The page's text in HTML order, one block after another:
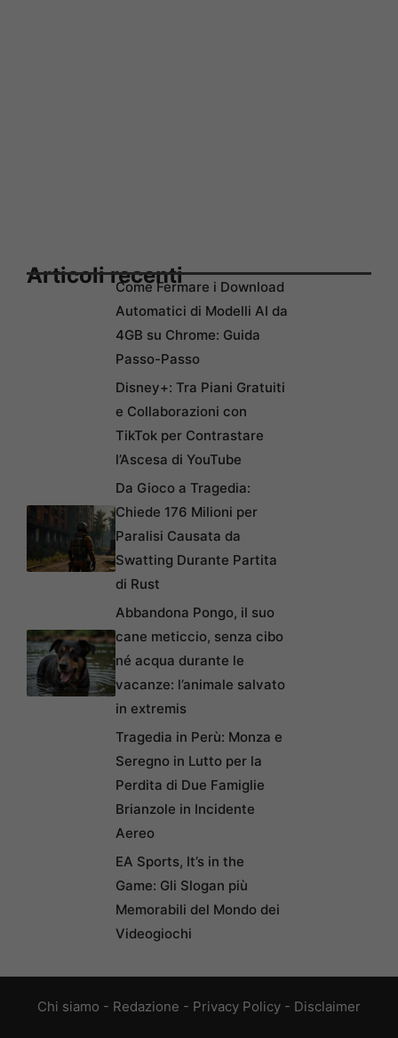
Articoli recentiCome Fermare i Download
Automatici di Modelli AI da
4GB su Chrome: Guida
Passo-Passo
Disney+: Tra Piani Gratuiti
e Collaborazioni con
TikTok per Contrastare
l’Ascesa di YouTube
Da Gioco a Tragedia:
Chiede 176 Milioni per
Paralisi Causata da
Swatting Durante Partita
di Rust
Abbandona Pongo, il suo
cane meticcio, senza cibo
né acqua durante le
vacanze: l’animale salvato
in extremis
Tragedia in Perù: Monza e
Seregno in Lutto per la
Perdita di Due Famiglie
Brianzole in Incidente
Aereo
EA Sports, It’s in the
Game: Gli Slogan più
Memorabili del Mondo dei
Videogiochi
Chi siamo - Redazione - Privacy Policy - Disclaimer